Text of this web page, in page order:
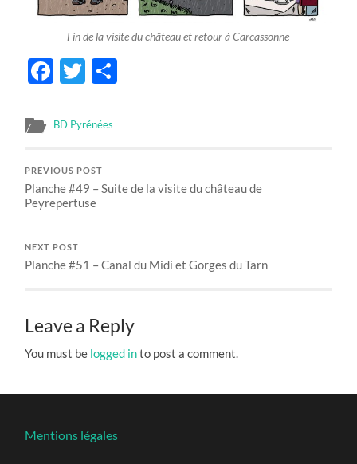
Fin de la visite du château et retour à Carcassonne
Facebook
Twitter
BD Pyrénées
PREVIOUS POST
Planche #49 – Suite de la visite du château de
Peyrepertuse
NEXT POST
Planche #51 – Canal du Midi et Gorges du Tarn
Leave a Reply
You must be logged into post a comment.
Mentions légales